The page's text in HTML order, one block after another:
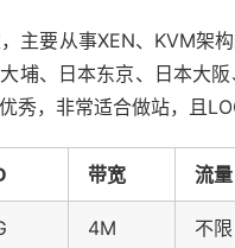
主要从事XEN、KVM架
埔、日本东京、日本大
秀，非常适合做站，且
带宽 流量
4M 不限